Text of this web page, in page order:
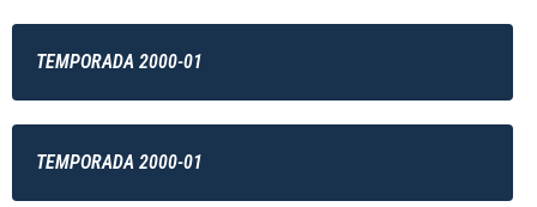
TEMPORADA 2000-01
TEMPORADA 2000-01